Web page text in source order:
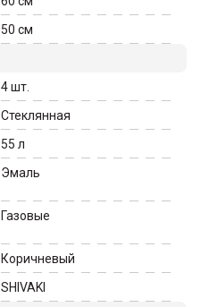
50 см
4шт.
Стеклянная
55 л
Эмаль
Газовые
Коричневый
SHIVAKI